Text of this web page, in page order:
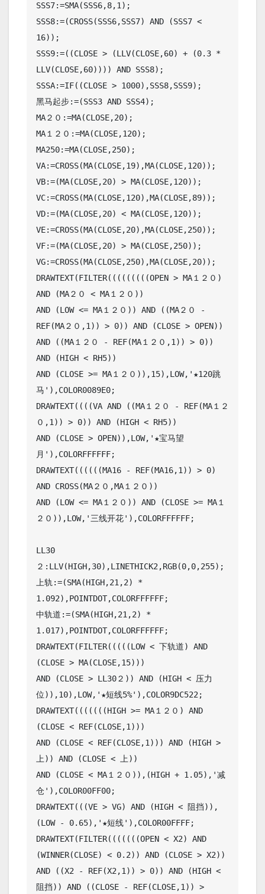
SSS7:=SMA(SSS6,8,1);
SSS8:=(CROSS(SSS6,SSS7) AND (SSS7 <
16));
SSS9:=((CLOSE > (LLV(CLOSE,60) + (0.3 *
LLV(CLOSE,60)))) AND SSS8);
SSSA:=IF((CLOSE > 1000),SSS8,SSS9);
黑马起步:=(SSS3 AND SSS4);
MA２０:=MA(CLOSE,20);
MA１２０:=MA(CLOSE,120);
MA250:=MA(CLOSE,250);
VA:=CROSS(MA(CLOSE,19),MA(CLOSE,120));
VB:=(MA(CLOSE,20) > MA(CLOSE,120));
VC:=CROSS(MA(CLOSE,120),MA(CLOSE,89));
VD:=(MA(CLOSE,20) < MA(CLOSE,120));
VE:=CROSS(MA(CLOSE,20),MA(CLOSE,250));
VF:=(MA(CLOSE,20) > MA(CLOSE,250));
VG:=CROSS(MA(CLOSE,250),MA(CLOSE,20));
DRAWTEXT(FILTER(((((((((OPEN > MA１２０)
AND (MA２０ < MA１２０))
AND (LOW <= MA１２０)) AND ((MA２０ -
REF(MA２０,1)) > 0)) AND (CLOSE > OPEN))
AND ((MA１２０ - REF(MA１２０,1)) > 0))
AND (HIGH < RH5))
AND (CLOSE >= MA１２０)),15),LOW,'★120跳
马'),COLOR0089E0;
DRAWTEXT((((VA AND ((MA１２０ - REF(MA１２
０,1)) > 0)) AND (HIGH < RH5))
AND (CLOSE > OPEN)),LOW,'★宝马望
月'),COLORFFFFFF;
DRAWTEXT((((((MA16 - REF(MA16,1)) > 0)
AND CROSS(MA２０,MA１２０))
AND (LOW <= MA１２０)) AND (CLOSE >= MA１
２０)),LOW,'三线开花'),COLORFFFFFF;
LL30
２:LLV(HIGH,30),LINETHICK2,RGB(0,0,255);
上轨:=(SMA(HIGH,21,2) *
1.092),POINTDOT,COLORFFFFFF;
中轨道:=(SMA(HIGH,21,2) *
1.017),POINTDOT,COLORFFFFFF;
DRAWTEXT(FILTER(((((LOW < 下轨道) AND
(CLOSE > MA(CLOSE,15)))
AND (CLOSE > LL30２)) AND (HIGH < 压力
位)),10),LOW,'★短线5%'),COLOR9DC522;
DRAWTEXT(((((((HIGH >= MA１２０) AND
(CLOSE < REF(CLOSE,1)))
AND (CLOSE < REF(CLOSE,1))) AND (HIGH >
上)) AND (CLOSE < 上))
AND (CLOSE < MA１２０)),(HIGH + 1.05),'减
仓'),COLOR00FF00;
DRAWTEXT(((VE > VG) AND (HIGH < 阻挡)),
(LOW - 0.65),'★短线'),COLOR00FFFF;
DRAWTEXT(FILTER(((((((OPEN < X2) AND
(WINNER(CLOSE) < 0.2)) AND (CLOSE > X2))
AND ((X2 - REF(X2,1)) > 0)) AND (HIGH <
阻挡)) AND ((CLOSE - REF(CLOSE,1)) >